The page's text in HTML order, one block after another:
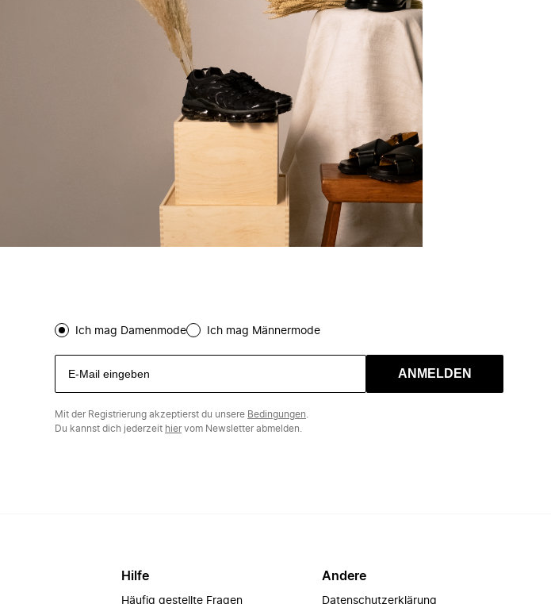
Ich mag Damenmode Ich mag Männermode
ANMELDEN
Mit der Registrierung akzeptierst du unsere Bedingungen
Du kannst dich jederzeit hiervom Newsletter abmelden.
Hilfe
Häufig gestellte Fragen
Andere
Datenschutzerklärung